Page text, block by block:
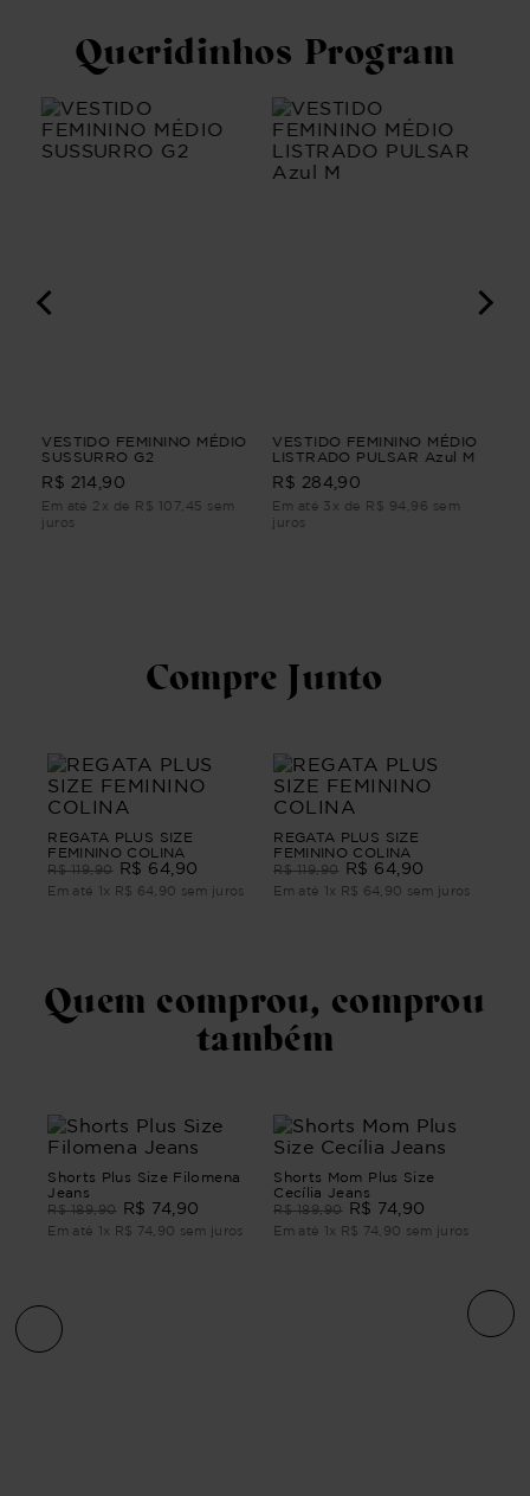
Queridinhos Program
VESTIDO FEMININO MÉDIO
SUSSURRO G2
R$ 214,90
Em até 2x de R$ 107,45 sem
juros
VESTIDO FEMININO MÉDIO
LISTRADO PULSAR Azul M
R$ 284,90
Em até 3x de R$ 94,96 sem
juros
Compre Junto
REGATA PLUS SIZE
FEMININO COLINA
R$ 119,90 R$ 64 90
Em até 1 x R$ 64 90 sem juros
REGATA PLUS SIZE
FEMININO COLINA
R$ 119,90 R$ 64 90
Em até 1 x R$ 64 90 sem juros
Quem comprou, comprou
também
Shorts Plus Size Filomena
Jeans
R$ 189,90 R$ 74 90
Em até 1 x R$ 74 90 sem juros
Shorts Mom Plus Size
Cecília Jeans
R$ 189,90 R$ 74 90
Em até 1 x R$ 74 90 sem juros